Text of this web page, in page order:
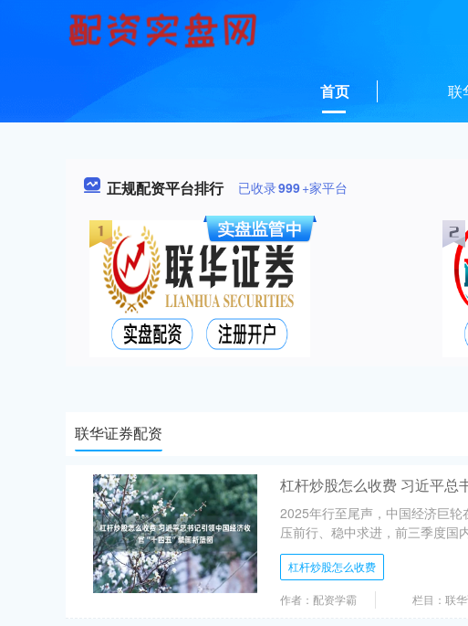
首页 联
正规配资平台排行 已收录999+家平台
联华证券配资
杠杆炒股怎么收费 习近平总
2025年行至尾声，中国经济巨
压前行、稳中求进，前三季度国
杠杆炒股怎么收费
作者：配资学霸 栏目：联